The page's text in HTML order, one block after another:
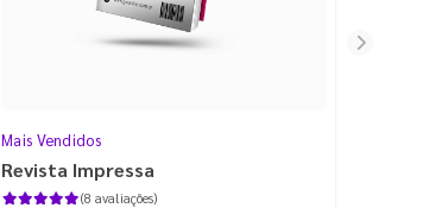
Mais Vendidos
Revista Impressa
(8 avaliações)